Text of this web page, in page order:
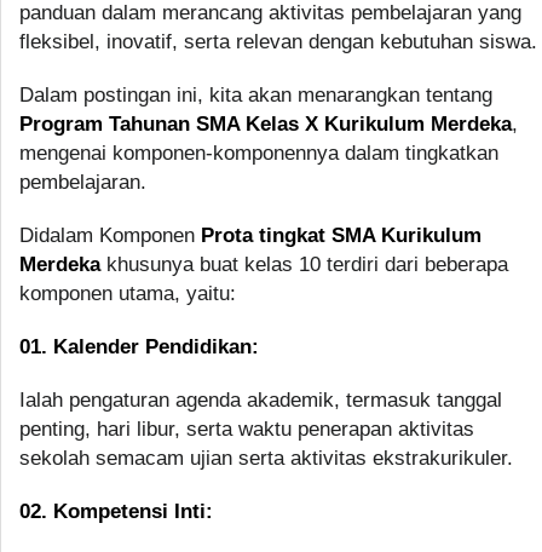
panduan dalam merancang aktivitas pembelajaran yang
fleksibel, inovatif, serta relevan dengan kebutuhan siswa.
Dalam postingan ini, kita akan menarangkan tentang
Program Tahunan SMA Kelas X Kurikulum Merdeka,
mengenai komponen-komponennya dalam tingkatkan
pembelajaran.
Didalam Komponen Prota tingkat SMA Kurikulum
Merdekakhusunya buat kelas 10 terdiri dari beberapa
komponen utama, yaitu:
01. Kalender Pendidikan:
Ialah pengaturan agenda akademik, termasuk tanggal
penting, hari libur, serta waktu penerapan aktivitas
sekolah semacam ujian serta aktivitas ekstrakurikuler.
02. Kompetensi Inti: